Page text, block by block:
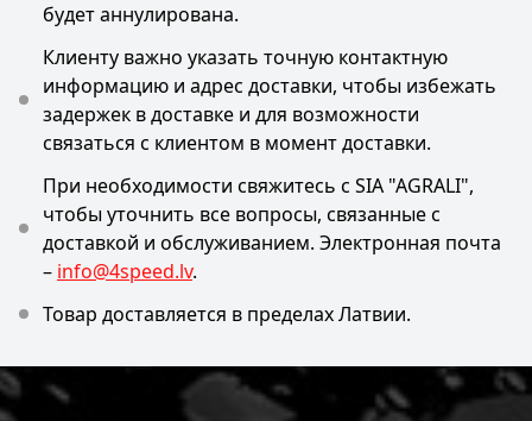
будет аннулирована.
Клиенту важно указать точную контактную
информацию и адрес доставки, чтобы избежать
задержек в доставке и для возможности
связаться с клиентом в момент доставки.
При необходимости свяжитесь с SIA "AGRALI",
чтобы уточнить все вопросы, связанные с
доставкой и обслуживанием. Электронная почта
– info@4speed.lv.
Товар доставляется в пределах Латвии.